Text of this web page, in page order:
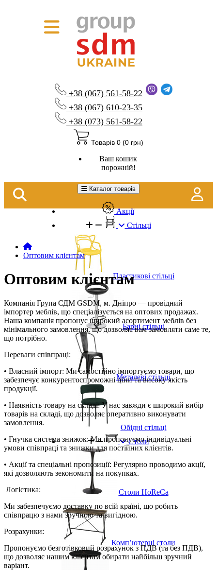
+38 (067) 561-58-22
+38 (067) 610-23-35
+38 (073) 561-58-22
Товарів 0 (0 грн)
Ваш кошик
порожній!
Каталог товарів
Акції
Стільці
Пластикові стільці
Барні стільці
Металеві стільці
Обідні стільці
Столи
Столи HoReCa
Комп’ютерні столи
Оптовим клієнтам
Оптовим клієнтам
Компанія Група СДМ GSDM, м. Дніпро — провідний
імпортер меблів, що спеціалізується на оптових продажах.
Наша компанія пропонує широкий асортимент меблів без
мінімального замовлення, що дозволяє вам замовляти саме те,
що потрібно.
Переваги співпраці:
• Власний імпорт: Ми самостійно імпортуємо товари, що
забезпечує конкурентоспроможні ціни та високу якість
продукції.
• Наявність товару на складі: У нас завжди є широкий вибір
товарів на складі, що дозволяє оперативно виконувати
замовлення.
• Гнучка система знижок: Ми пропонуємо індивідуальні
умови співпраці та знижки для постійних клієнтів.
• Акції та спеціальні пропозиції: Регулярно проводимо акції,
які дозволяють зекономити на покупках.
Логістика:
Ми забезпечуємо доставку по всій країні, що робить
співпрацю з нами зручною та вигідною.
Розрахунки:
Пропонуємо безготівковий розрахунок з ПДВ (та без ПДВ),
що дозволяє нашим клієнтам обирати найбільш зручний
варіант.